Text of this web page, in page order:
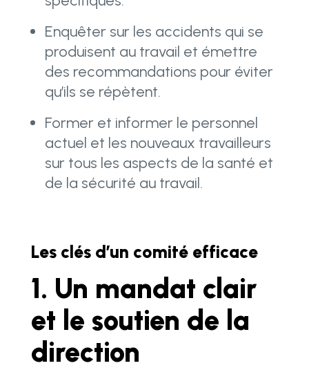
Enquêter sur les accidents qui se
produisent au travail et émettre
des recommandations pour éviter
qu’ils se répètent.
Former et informer le personnel
actuel et les nouveaux travailleurs
sur tous les aspects de la santé et
de la sécurité au travail.
Les clés d’un comité efficace
1. Un mandat clair
et le soutien de la
direction